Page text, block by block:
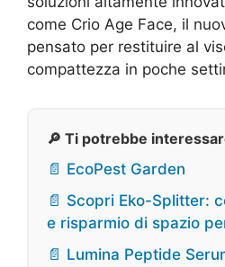
come Crio Age Face, il
pensato per restituire al
compattezza in poche
🔎 Ti potrebbe
📄 EcoPest Garden
📄 Scopri Eko-Splitter:
e risparmio di spazio
📄 Lumina Peptide